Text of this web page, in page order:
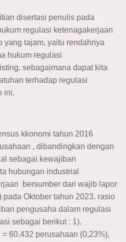
disertasi penulis pada
regulasi ketenagakerjaan
yang tajam, yaitu rendahnya
hukum regulasi
sebagaimana dapat kita
terhadap regulasi
ini.
kkonomi tahun 2016
, dibandingkan dengan
sebagai kewajiban
hubungan industrial
bersumber dari wajib lapor
Oktober tahun 2023, rasio
pengusaha dalam regulasi
sebagai berikut : 1).
60.432 perusahaan (0,23%),